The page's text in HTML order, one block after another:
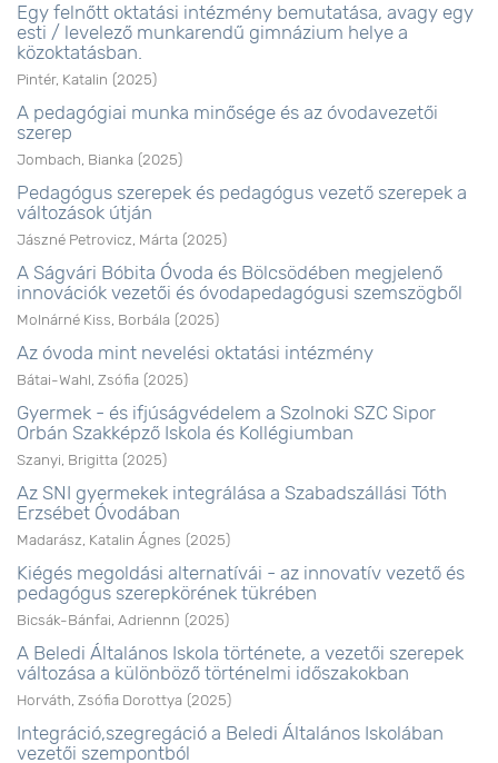
Egy felnőtt oktatási intézmény bemutatása, avagy egy
esti / levelező munkarendű gimnázium helye a
közoktatásban.
Pintér, Katalin (2025)
A pedagógiai munka minősége és az óvodavezetői
szerep
Jombach, Bianka (2025)
Pedagógus szerepek és pedagógus vezető szerepek a
változások útján
Jászné Petrovicz, Márta (2025)
A Ságvári Bóbita Óvoda és Bölcsödében megjelenő
innovációk vezetői és óvodapedagógusi szemszögből
Molnárné Kiss, Borbála (2025)
Az óvoda mint nevelési oktatási intézmény
Bátai-Wahl, Zsófia (2025)
Gyermek - és ifjúságvédelem a Szolnoki SZC Sipor
Orbán Szakképző Iskola és Kollégiumban
Szanyi, Brigitta (2025)
Az SNI gyermekek integrálása a Szabadszállási Tóth
Erzsébet Óvodában
Madarász, Katalin Ágnes (2025)
Kiégés megoldási alternatívái - az innovatív vezető és
pedagógus szerepkörének tükrében
Bicsák-Bánfai, Adriennn (2025)
A Beledi Általános Iskola története, a vezetői szerepek
változása a különböző történelmi időszakokban
Horváth, Zsófia Dorottya (2025)
Integráció,szegregáció a Beledi Általános Iskolában
vezetői szempontból